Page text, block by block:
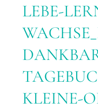
LEBE-
KLEINE-